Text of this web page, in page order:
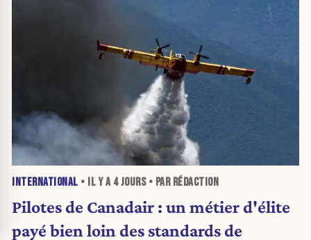
INTERNATIONAL • IL Y A 4 JOURS• PAR RÉDACTION
Pilotes de Canadair : un métier d'élite
payé bien loin des standards de